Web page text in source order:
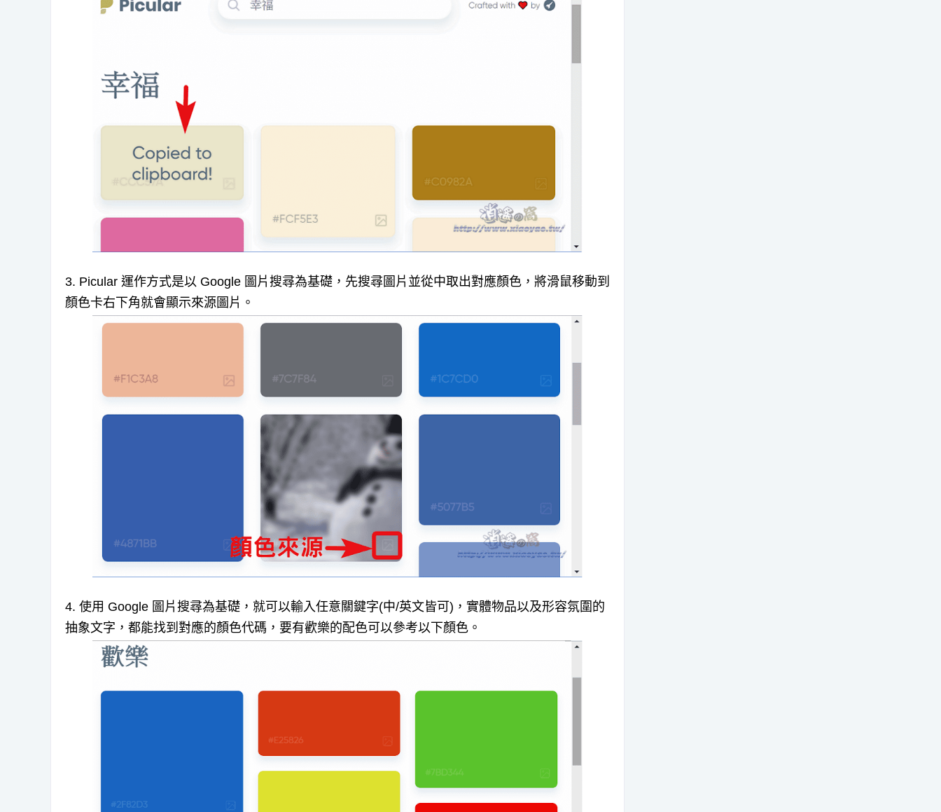
3. Picular 運作方式是以 Google 圖片搜尋為基礎，先搜尋圖片並從中取出對應顏色，將滑鼠移動到
顏色卡右下角就會顯示來源圖片。
4. 使用 Google 圖片搜尋為基礎，就可以輸入任意關鍵字(中/英文皆可)，實體物品以及形容氛圍的
抽象文字，都能找到對應的顏色代碼，要有歡樂的配色可以參考以下顏色。